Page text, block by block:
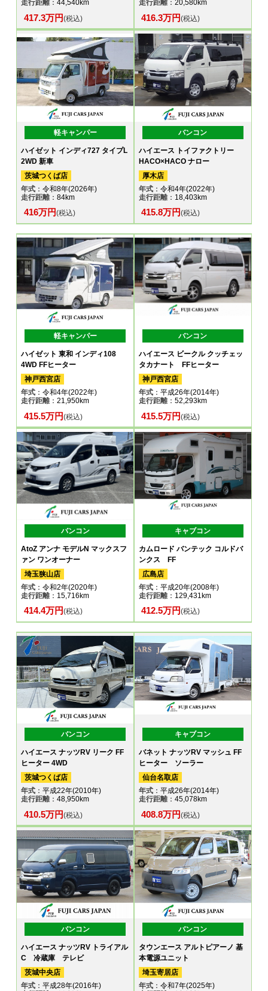
走行距離：44,540km
417.3万円(税込)
走行距離：20,580km
416.3万円(税込)
軽キャンパー
ハイゼット インディ727 タイプL
2WD 新車
茨城つくば店
年式 ：令和8年(2026年)
走行距離：84km
416万円(税込)
バンコン
ハイエース トイファクトリー
HACO×HACO ナロー
厚木店
年式：令和4年(2022年)
走行距離：18,403km
415.8万円(税込)
軽キャンパー
ハイゼット 東和 インディ108
4WD FFヒーター
神戸西宮店
年式 ：令和4年(2022年)
走行距離：21,950km
415.5万円(税込)
バンコン
ハイエース ビークル クッチェッ
タカナート FFヒーター
神戸西宮店
年式：平成26年(2014年)
走行距離：52,293km
415.5万円(税込)
バンコン
AtoZ アンナ モデルN マックスフ
ァン ワンオーナー
埼玉狭山店
年式 ：令和2年(2020年)
走行距離：15,716km
414.4万円(税込)
キャブコン
カムロード バンテック コルドバ
ンクス FF
広島店
年式：平成20年(2008年)
走行距離：129,431km
412.5万円(税込)
バンコン
ハイエース ナッツRV リーク FF
ヒーター 4WD
茨城つくば店
年式 ：平成22年(2010年)
走行距離：48,950km
410.5万円(税込)
キャブコン
バネット ナッツRV マッシュ FF
ヒーター ソーラー
仙台名取店
年式：平成26年(2014年)
走行距離：45,078km
408.8万円(税込)
バンコン
ハイエース ナッツRV トライアル
C 冷蔵庫 テレビ
茨城中央店
年式 ：平成28年(2016年)
バンコン
タウンエース アルトピアーノ 基
本電源ユニット
埼玉寄居店
年式：令和7年(2025年)